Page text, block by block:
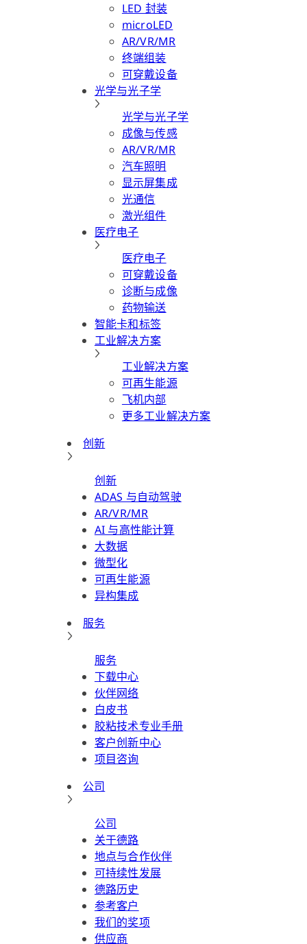
LED 封装
microLED
AR/VR/MR
终端组装
可穿戴设备
光学与光子学
光学与光子学
成像与传感
AR/VR/MR
汽车照明
显示屏集成
光通信
激光组件
医疗电子
医疗电子
可穿戴设备
诊断与成像
药物输送
智能卡和标签
工业解决方案
工业解决方案
可再生能源
飞机内部
更多工业解决方案
创新
创新
ADAS 与自动驾驶
AR/VR/MR
AI 与高性能计算
大数据
微型化
可再生能源
异构集成
服务
服务
下载中心
伙伴网络
白皮书
胶粘技术专业手册
客户创新中心
项目咨询
公司
公司
关于德路
地点与合作伙伴
可持续性发展
德路历史
参考客户
我们的奖项
供应商